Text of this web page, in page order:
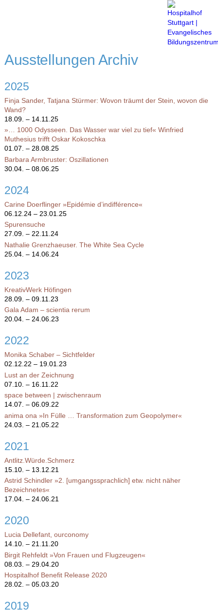
Ausstellungen Archiv
2025
Finja Sander, Tatjana Stürmer: Wovon träumt der Stein, wovon die
Wand?
18.09. – 14.11.25
»… 1000 Odysseen. Das Wasser war viel zu tief« Winfried
Muthesius trifft Oskar Kokoschka
01.07. – 28.08.25
Barbara Armbruster: Oszillationen
30.04. – 08.06.25
2024
Carine Doerflinger »Epidémie d’indifférence«
06.12.24 – 23.01.25
Spurensuche
27.09. – 22.11.24
Nathalie Grenzhaeuser. The White Sea Cycle
25.04. – 14.06.24
2023
KreativWerk Höfingen
28.09. – 09.11.23
Gala Adam – scientia rerum
20.04. – 24.06.23
2022
Monika Schaber – Sichtfelder
02.12.22 – 19.01.23
Lust an der Zeichnung
07.10. – 16.11.22
space between | zwischenraum
14.07. – 06.09.22
anima ona »In Fülle … Transformation zum Geopolymer«
24.03. – 21.05.22
2021
Antlitz.Würde.Schmerz
15.10. – 13.12.21
Astrid Schindler »2. [umgangssprachlich] etw. nicht näher
Bezeichnetes«
17.04. – 24.06.21
2020
Lucia Dellefant, ourconomy
14.10. – 21.11.20
Birgit Rehfeldt »Von Frauen und Flugzeugen«
08.03. – 29.04.20
Hospitalhof Benefit Release 2020
28.02. – 05.03.20
2019